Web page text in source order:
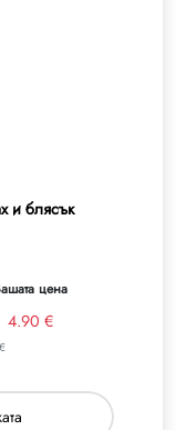
и блясък
цена
4.90 €